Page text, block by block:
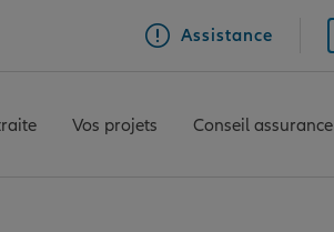
Assistance
Vos projets Conseil assurance